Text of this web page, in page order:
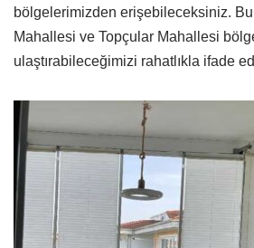
bölgelerimizden erişebileceksiniz.
Mahallesi ve Topçular Mahallesi
ulaştırabileceğimizi rahatlıkla ifade